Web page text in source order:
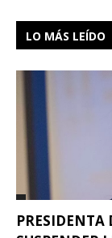
LO MÁS LEÍDO
PRESIDENTA